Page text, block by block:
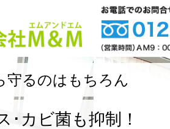
守るのはもちろん
･カビ菌も抑制！